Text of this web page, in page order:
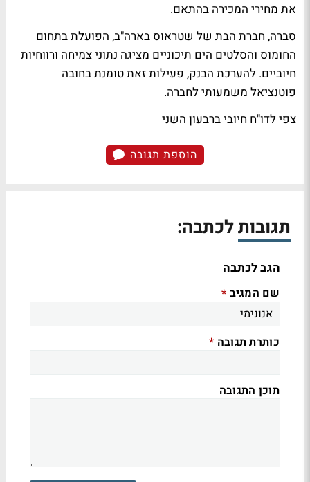
את מחירי המכירה בהתאם.
סברה, חברת הבת של שטראוס בארה"ב, הפועלת בתחום
החומוס והסלטים הים תיכוניים מציגה נתוני צמיחה ורווחיות
חיוביים. להערכת הבנק, פעילות זאת טומנת בחובה
פוטנציאל משמעותי לחברה.
צפי לדו"ח חיובי ברבעון השני
הוספת תגובה
תגובות לכתבה:
הגב לכתבה
שם המגיב *
כותרת תגובה *
תוכן התגובה